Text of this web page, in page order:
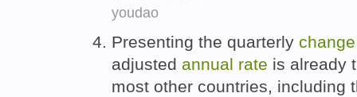
youdao
Presenting the quarterly change
adjusted annual rate is already
most other countries, including